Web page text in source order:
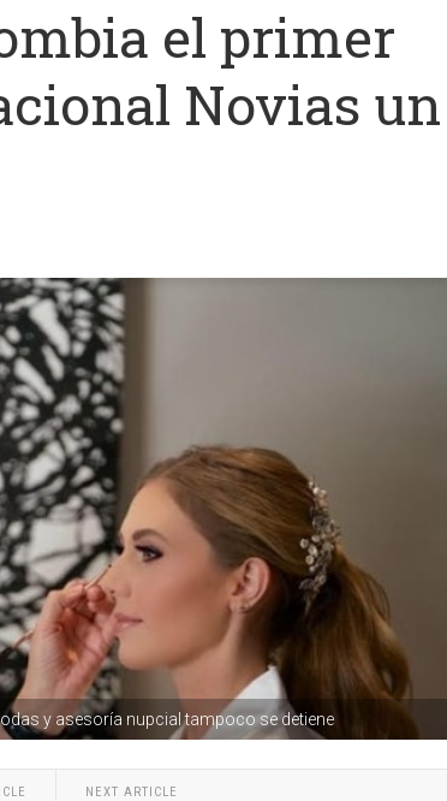
el primer
Novias un
y asesoría nupcial tampoco se detiene
NEXT ARTICLE